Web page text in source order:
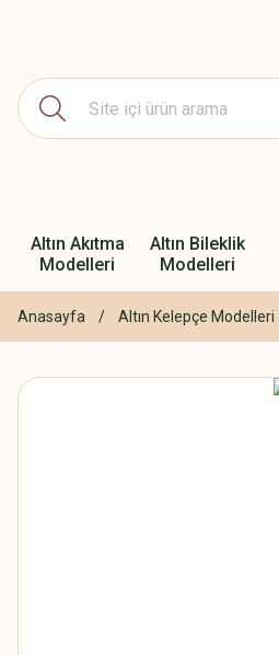
Altın Akıtma
Modelleri
Altın Bileklik
Modelleri
Anasayfa Altın Kelepçe Modelleri